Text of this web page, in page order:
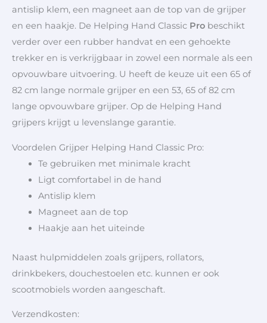
antislip klem, een magneet aan de top van de grijper
en een haakje. De Helping Hand Classic Pro beschikt
verder over een rubber handvat en een gehoekte
trekker en is verkrijgbaar in zowel een normale als een
opvouwbare uitvoering. U heeft de keuze uit een 65 of
82 cm lange normale grijper en een 53, 65 of 82 cm
lange opvouwbare grijper. Op de Helping Hand
grijpers krijgt u levenslange garantie.
Voordelen Grijper Helping Hand Classic Pro:
Te gebruiken met minimale kracht
Ligt comfortabel in de hand
Antislip klem
Magneet aan de top
Haakje aan het uiteinde
Naast hulpmiddelen zoals grijpers, rollators,
drinkbekers, douchestoelen etc. kunnen er ook
scootmobiels worden aangeschaft.
Verzendkosten: